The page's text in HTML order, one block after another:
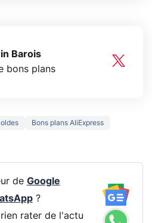
Barois
bons plans
Bons plans AliExpress
de Google
?
rater de l'actu